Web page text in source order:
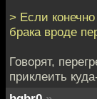
> Если конечно
брака вроде
Говорят,
приклеить